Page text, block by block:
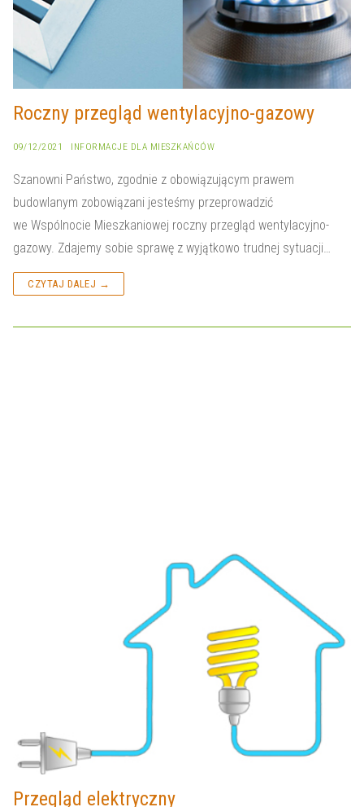
Roczny przegląd wentylacyjno-gazowy
09/12/2021 INFORMACJE DLA MIESZKAŃCÓW
Szanowni Państwo, zgodnie z obowiązującym prawem
budowlanym zobowiązani jesteśmy przeprowadzić
we Wspólnocie Mieszkaniowej roczny przegląd wentylacyjno-
gazowy. Zdajemy sobie sprawę z wyjątkowo trudnej sytuacji…
CZYTAJ DALEJ →
Przegląd elektryczny